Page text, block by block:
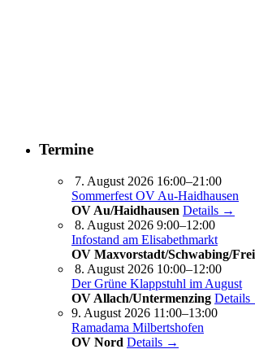
Termine
7. August 2026 16:00–21:00
Sommerfest OV Au-Haidhausen
OV Au/Haidhausen Details →
8. August 2026 9:00–12:00
Infostand am Elisabethmarkt
OV Maxvorstadt/Schwabing/
8. August 2026 10:00–12:00
Der Grüne Klappstuhl im August
OV Allach/Untermenzing
9. August 2026 11:00–13:00
Ramadama Milbertshofen
OV Nord Details →